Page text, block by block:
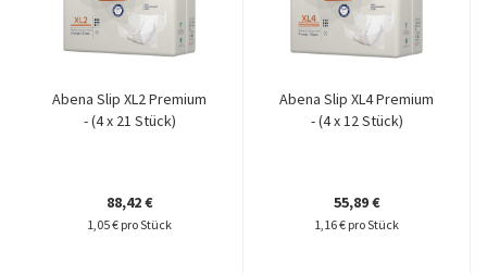
Abena Slip XL2 Premium
- (4 x 21 Stück)
88,42 €
1,05 € pro Stück
Abena Slip XL4 Premium
- (4 x 12 Stück)
55,89 €
1,16 € pro Stück